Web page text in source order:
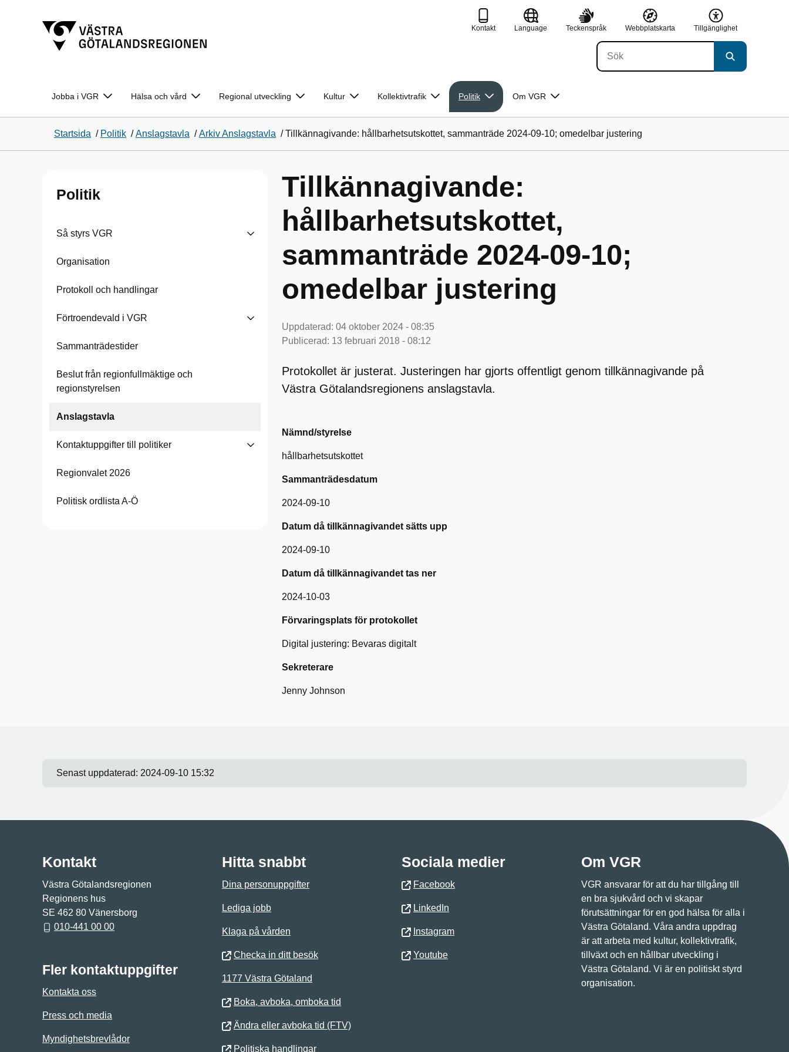
Kontakt Language Teckenspråk Webbplatskarta Tillgänglighet
Jobba i VGR Hälsa och vård Regional utveckling Kultur Kollektivtrafik Politik Om VGR
Startsida / Politik /Anslagstavla /Arkiv Anslagstavla /Tillkännagivande: hållbarhetsutskottet, sammanträde 2024-09-10; omedelbar justering
Politik
Så styrs VGR
Organisation
Protokoll och handlingar
Förtroendevald i VGR
Sammanträdestider
Beslut från regionfullmäktige och
regionstyrelsen
Anslagstavla
Kontaktuppgifter till politiker
Regionvalet 2026
Politisk ordlista A-Ö
Tillkännagivande:
hållbarhetsutskottet,
sammanträde 2024-09-10;
omedelbar justering
Uppdaterad: 04 oktober 2024 - 08:35
Publicerad: 13 februari 2018 - 08:12
Protokollet är justerat. Justeringen har gjorts offentligt genom tillkännagivande på
Västra Götalandsregionens anslagstavla.
Nämnd/styrelse
hållbarhetsutskottet
Sammanträdesdatum
2024-09-10
Datum då tillkännagivandet sätts upp
2024-09-10
Datum då tillkännagivandet tas ner
2024-10-03
Förvaringsplats för protokollet
Digital justering: Bevaras digitalt
Sekreterare
Jenny Johnson
Senast uppdaterad: 2024-09-10 15:32
Kontakt
Västra Götalandsregionen
Regionens hus
SE 462 80 Vänersborg
010-441 00 00
Fler kontaktuppgifter
Kontakta oss
Press och media
Myndighetsbrevlådor
Hitta snabbt
Dina personuppgifter
Lediga jobb
Klaga på vården
Checka in ditt besök
1177 Västra Götaland
Boka, avboka, omboka tid
Ändra eller avboka tid (FTV)
Politiska handlingar
Sociala medier
Facebook
LinkedIn
Instagram
Youtube
Om VGR
VGR ansvarar för att du har tillgång till
en bra sjukvård och vi skapar
förutsättningar för en god hälsa för alla i
Västra Götaland. Våra andra uppdrag
är att arbeta med kultur, kollektivtrafik,
tillväxt och en hållbar utveckling i
Västra Götaland. Vi är en politiskt styrd
organisation.